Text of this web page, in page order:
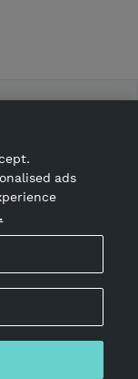
Financial
ads